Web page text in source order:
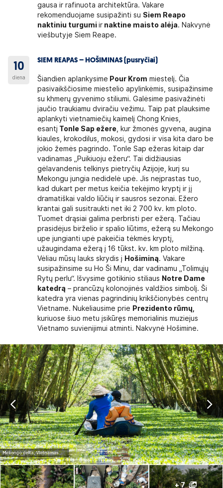
gausa ir rafinuota architektūra. Vakare
rekomenduojame susipažinti su Siem Reapo
naktiniu turgumiir naktine maisto alėja. Nakvynė
viešbutyje Siem Reape.
10
diena
SIEM REAPAS – HOŠIMINAS (pusryčiai)
Šiandien aplankysime Pour Krom miestelį. Čia
pasivaikščiosime miestelio apylinkėmis, susipažinsime
su khmerų gyvenimo stiliumi. Galėsime pasivažinėti
jaučio traukiamu dviračiu vežimu. Taip pat plauksime
aplankyti vietnamiečių kaimelį Chong Knies,
esantį Tonle Sap ežere , kur žmonės gyvena, augina
kiaules, krokodilus, mokosi, gydosi ir visa kita daro be
jokio žemės pagrindo. Tonle Sap ežeras kitaip dar
vadinamas „Puikiuoju ežeru“. Tai didžiausias
gėlavandenis telkinys pietryčių Azijoje, kurį su
Mekongu jungia nedidelė upė. Jis neįprastas tuo,
kad dukart per metus keičia tekėjimo kryptį ir jį
dramatiškai valdo liūčių ir sausros sezonai. Ežero
krantai gali susitraukti net iki 2 700 kv. km ploto.
Tuomet drąsiai galima perbristi per ežerą. Tačiau
prasidėjus birželio ir spalio liūtims, ežerą su Mekongo
upe jungianti upė pakeičia tėkmės kryptį,
užaugindama ežerą į 16 tūkst. kv. km ploto milžiną.
Vėliau mūsų lauks skrydis į Hošiminą. Vakare
susipažinsime su Ho Ši Minu, dar vadinamu „Tolimųjų
Rytų perlu“. Išvysime gotikinio stiliaus Notre Dame
katedrą – prancūzų kolonojinės valdžios simbolį. Ši
katedra yra vienas pagrindinių krikščionybės centrų
Vietname. Nukeliausime prie Prezidento rūmų,
kuriuose šiuo metu įsikūręs memorialinis muziejus
Vietnamo suvienijimui atminti. Nakvynė Hošimine.
+ 7